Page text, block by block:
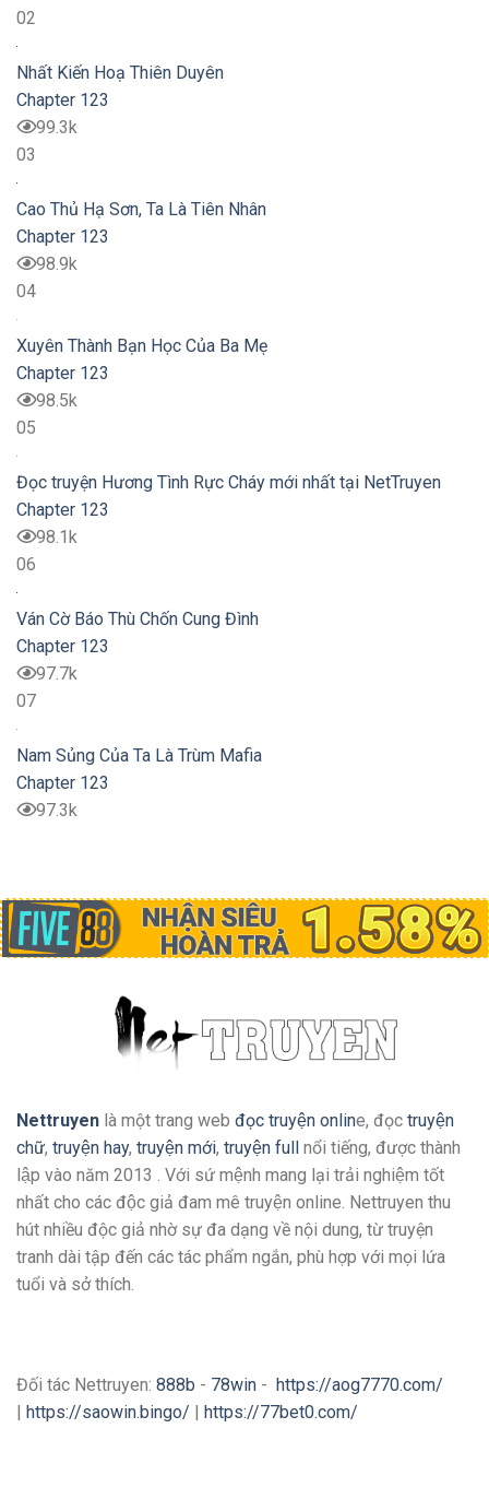
02
Nhất Kiến Hoạ Thiên Duyên
Chapter 123
99.3k
03
Cao Thủ Hạ Sơn, Ta Là Tiên Nhân
Chapter 123
98.9k
04
Xuyên Thành Bạn Học Của Ba Mẹ
Chapter 123
98.5k
05
Đọc truyện Hương Tình Rực Cháy mới nhất tại NetTruyen
Chapter 123
98.1k
06
Ván Cờ Báo Thù Chốn Cung Đình
Chapter 123
97.7k
07
Nam Sủng Của Ta Là Trùm Mafia
Chapter 123
97.3k
Nettruyen là một trang web đọc truyện online, đọc truyện
chữ, truyện hay, truyện mới, truyện full nổi tiếng, được thành
lập vào năm 2013 . Với sứ mệnh mang lại trải nghiệm tốt
nhất cho các độc giả đam mê truyện online. Nettruyen thu
hút nhiều độc giả nhờ sự đa dạng về nội dung, từ truyện
tranh dài tập đến các tác phẩm ngắn, phù hợp với mọi lứa
tuổi và sở thích.
Đối tác Nettruyen: 888b - 78win - https://aog7770.com/
| https://saowin.bingo/ | https://77bet0.com/